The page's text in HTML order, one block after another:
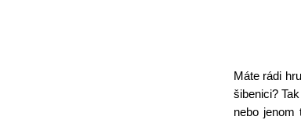
Máte rádi
šibenici?
nebo jenom